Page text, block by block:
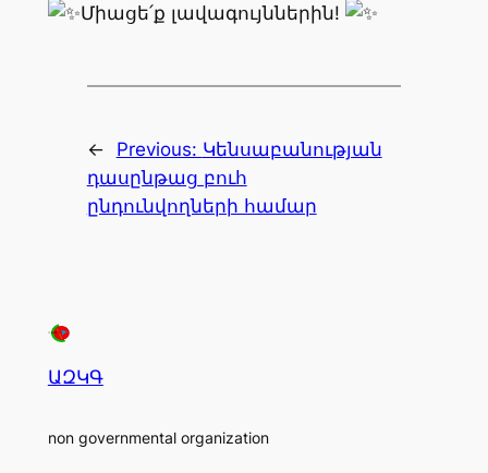
Միացե՛ք լավագույններին!
← Previous: Կենսաբանության
դասընթաց բուհ
ընդունվողների համար
ԱԶԿԳ
non governmental organization